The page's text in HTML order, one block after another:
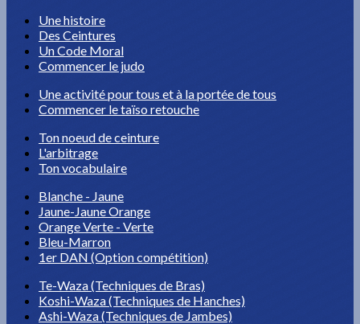
Une histoire
Des Ceintures
Un Code Moral
Commencer le judo
Une activité pour tous et à la portée de tous
Commencer le taïso retouche
Ton noeud de ceinture
L'arbitrage
Ton vocabulaire
Blanche - Jaune
Jaune-Jaune Orange
Orange Verte - Verte
Bleu-Marron
1er DAN (Option compétition)
Te-Waza (Techniques de Bras)
Koshi-Waza (Techniques de Hanches)
Ashi-Waza (Techniques de Jambes)